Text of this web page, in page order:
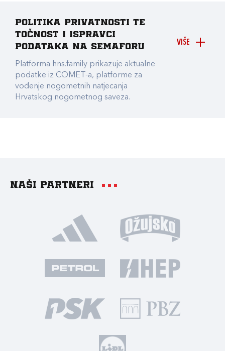
VIŠE
Politika privatnosti te
točnost i ispravci
podataka na Semaforu
Platforma hns.family prikazuje aktualne
podatke iz COMET-a, platforme za
vođenje nogometnih natjecanja
Hrvatskog nogometnog saveza.
Naši partneri